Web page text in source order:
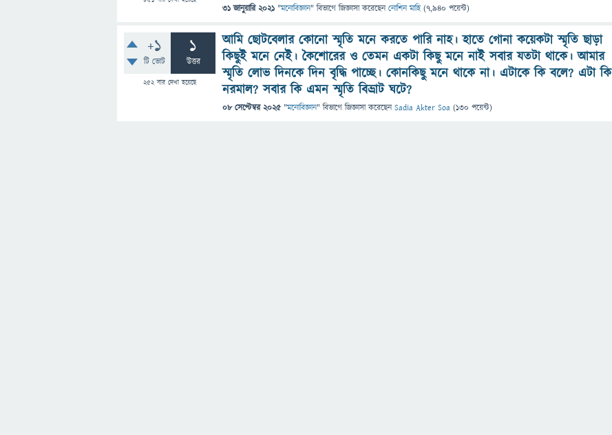
31 জানুয়ারি 2021 "মনোবিজ্ঞান" বিভাগে জিজ্ঞাসাকরেছেননোশিন মাহি (7,940 পয়েন্ট)
+1
টি ভোট
1
উত্তর
252বার দেখা হয়েছে
আমি ছোটবেলার কোনো স্মৃতি মনে করতে পারি নাহ। হাতে গোনা কয়েকটা স্মৃতি ছাড়া
কিছুই মনে নেই। কৈশোরের ও তেমন একটা কিছু মনে নাই সবার যতটা থাকে। আমার
স্মৃতি লোভ দিনকে দিন বৃদ্ধি পাচ্ছে। কোনকিছু মনে থাকে না। এটাকে কি বলে? এটা কি
নরমাল? সবার কি এমন স্মৃতি বিভ্রাট ঘটে?
08 সেপ্টেম্বর 2025 "মনোবিজ্ঞান" বিভাগে জিজ্ঞাসাকরেছেনSadia Akter Soa (130 পয়েন্ট)